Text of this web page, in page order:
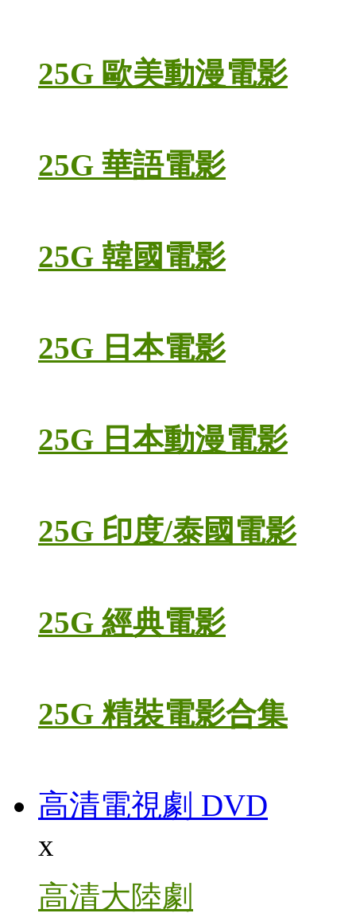
25G 歐美動漫電影
25G 華語電影
25G 韓國電影
25G 日本電影
25G 日本動漫電影
25G 印度/泰國電影
25G 經典電影
25G 精裝電影合集
高清電視劇 DVD
x
高清大陸劇